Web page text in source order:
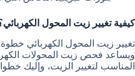
كيفية تغيير زيت المحول
تغيير زيت المحول الكهربائي
ويساعد فحص زيت المحولات
المناسب لتغيير الزيت، وإليك